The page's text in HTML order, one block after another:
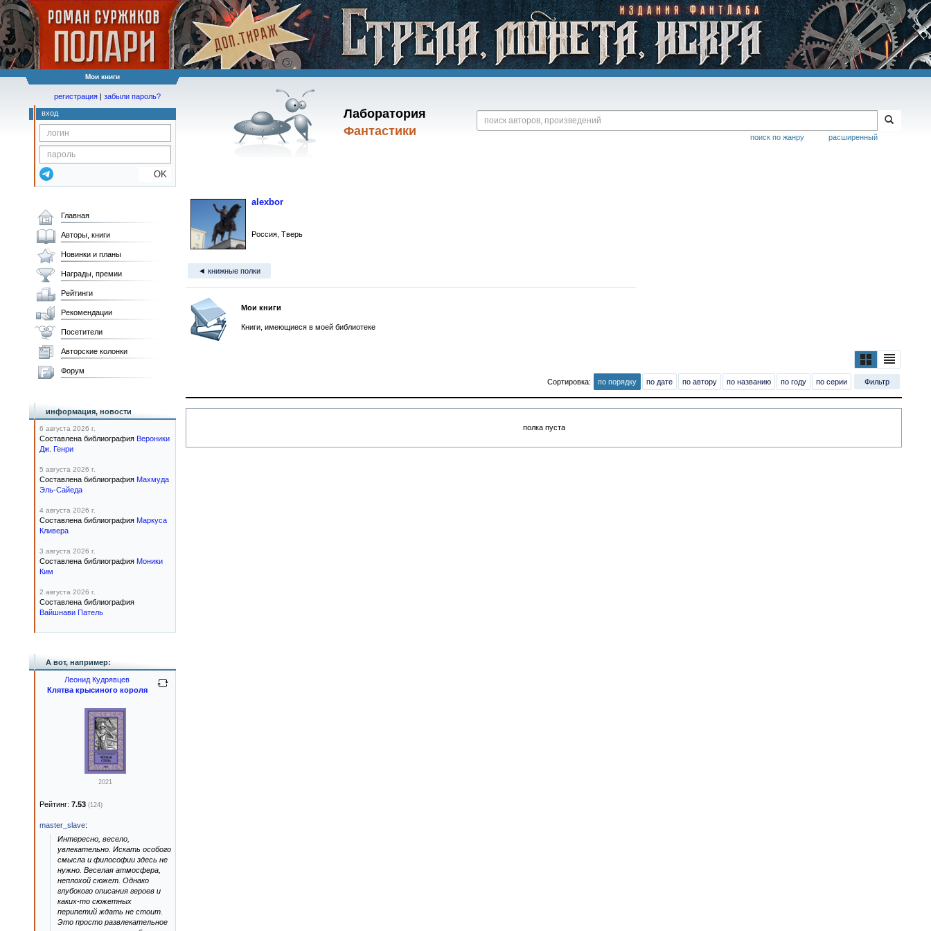
Мои книги
Лаборатория
Фантастики
расширенный
поиск по жанру
регистрация | забыли пароль?
вход
OK
alexbor
Россия, Тверь
◄ книжные полки
Мои книги
Книги, имеющиеся в моей библиотеке
Сортировка: по порядку по дате по автору по названию по году по серии Фильтр
полка пуста
Главная
Авторы, книги
Новинки и планы
Награды, премии
Рейтинги
Рекомендации
Посетители
Авторские колонки
Форум
информация, новости
6 августа 2026 г.
Составлена библиография Вероники
Дж. Генри
5 августа 2026 г.
Составлена библиография Махмуда
Эль-Сайеда
4 августа 2026 г.
Составлена библиография Маркуса
Кливера
3 августа 2026 г.
Составлена библиография Моники
Ким
2 августа 2026 г.
Составлена библиография
Вайшнави Патель
А вот, например:
Леонид Кудрявцев
Клятва крысиного короля
2021
Рейтинг: 7.53 (124)
master_slave:
Интересно, весело,
увлекательно. Искать особого
смысла и философии здесь не
нужно. Веселая атмосфера,
неплохой сюжет. Однако
глубокого описания героев и
каких-то сюжетных
перипетий ждать не стоит.
Это просто развлекательное